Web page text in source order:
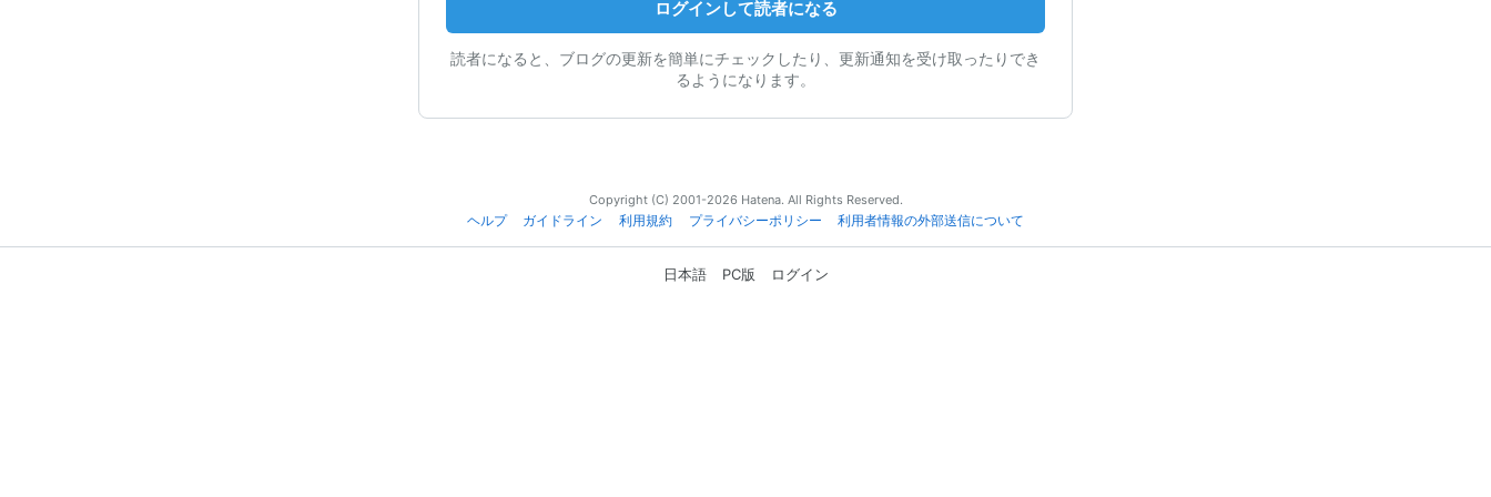
ログインして読者になる
読者になると、ブログの更新を簡単にチェックしたり、更新通知を受け取ったりでき
るようになります。
Copyright (C) 2001-2026 Hatena. All Rights Reserved.
ヘルプ
ガイドライン 利用規約 プライバシーポリシー 利用者情報の外部送信について
日本語 PC版 ログイン